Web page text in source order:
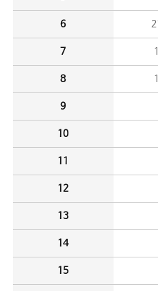
6
7
8
9
10
11
12
13
14
15